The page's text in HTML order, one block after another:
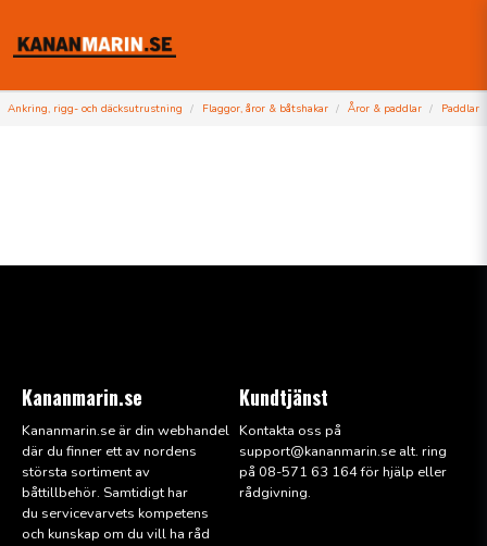
Ankring, rigg- och däcksutrustning Flaggor, åror & båtshakar Åror & paddlar Paddlar
Kananmarin.se
Kananmarin.se är din webhandel
där du finner ett av nordens
största sortiment av
båttillbehör. Samtidigt har
du servicevarvets kompetens
och kunskap om du vill ha råd
Kundtjänst
Kontakta oss på
support@kananmarin.se alt. ring
på 08-571 63 164 för hjälp eller
rådgivning.